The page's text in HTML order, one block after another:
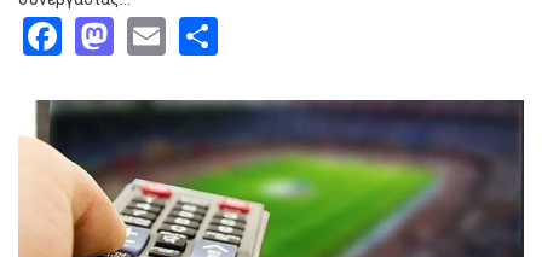
Facebook
Mastodon
Email